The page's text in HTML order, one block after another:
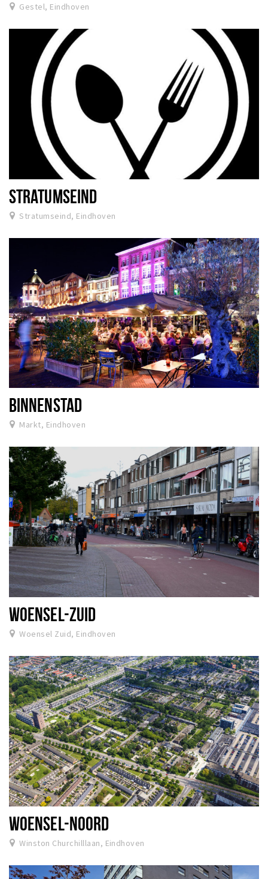
Gestel, Eindhoven
STRATUMSEIND
Stratumseind, Eindhoven
BINNENSTAD
Markt, Eindhoven
WOENSEL-ZUID
Woensel Zuid, Eindhoven
WOENSEL-NOORD
Winston Churchilllaan, Eindhoven